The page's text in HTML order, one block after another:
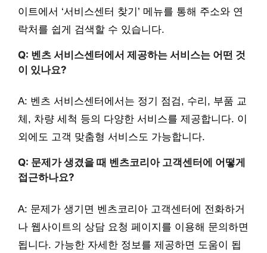
이트에서 ‘서비스센터 찾기’ 메뉴를 통해 주소와 연
락처를 쉽게 검색할 수 있습니다.
Q: 벤츠 서비스센터에서 제공하는 서비스는 어떤 것
이 있나요?
A: 벤츠 서비스센터에서는 정기 점검, 수리, 부품 교
체, 차량 세척 등의 다양한 서비스를 제공합니다. 이
외에도 고객 맞춤형 서비스도 가능합니다.
Q: 문제가 생겼을 때 벤츠코리아 고객센터에 어떻게
접근하나요?
A: 문제가 생기면 벤츠코리아 고객센터에 전화하거
나 웹사이트의 상담 요청 페이지를 이용해 문의하면
됩니다. 가능한 자세한 정보를 제공하면 도움이 됩